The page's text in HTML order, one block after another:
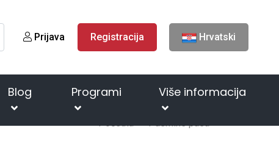
Prijava Registracija Hrvatski
Blog Programi Više informacija
Početna Pasmine pasa